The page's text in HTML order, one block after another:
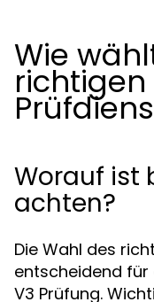
Wie
richtigen
Worauf ist
achten?
Die Wahl des
entscheidend für
V3 Prüfung.